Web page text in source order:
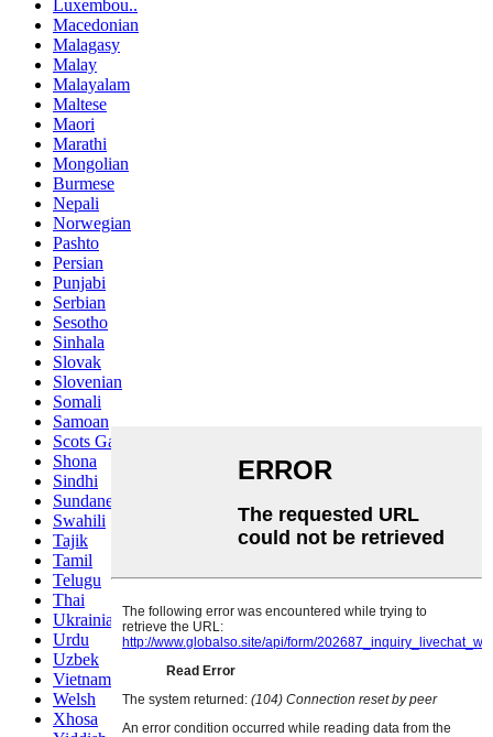
Luxembou..
Macedonian
Malagasy
Malay
Malayalam
Maltese
Maori
Marathi
Mongolian
Burmese
Nepali
Norwegian
Pashto
Persian
Punjabi
Serbian
Sesotho
Sinhala
Slovak
Slovenian
Somali
Samoan
Scots Gaelic
Shona
Sindhi
Sundanese
Swahili
Tajik
Tamil
Telugu
Thai
Ukrainian
Urdu
Uzbek
Vietnamese
Welsh
Xhosa